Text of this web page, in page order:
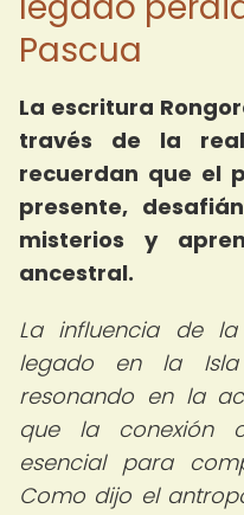
Pascua
La escritura
través de la
recuerdan que el
presente,
misterios y
ancestral.
La influencia de
legado en la Isla
resonando en la
que la conexión
esencial para
Como dijo el